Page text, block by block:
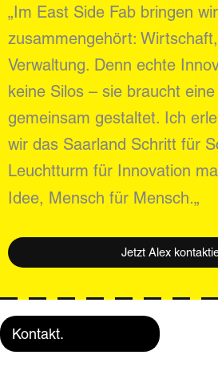
„Im East Side Fab bringen
zusammengehört:
Verwaltung. Denn echte
keine Silos – sie braucht
gemeinsam gestaltet. Ich
wir das Saarland Schritt für
Leuchtturm für Innovation
Idee, Mensch für Mensch.„
Jetzt Alex
Kontakt.